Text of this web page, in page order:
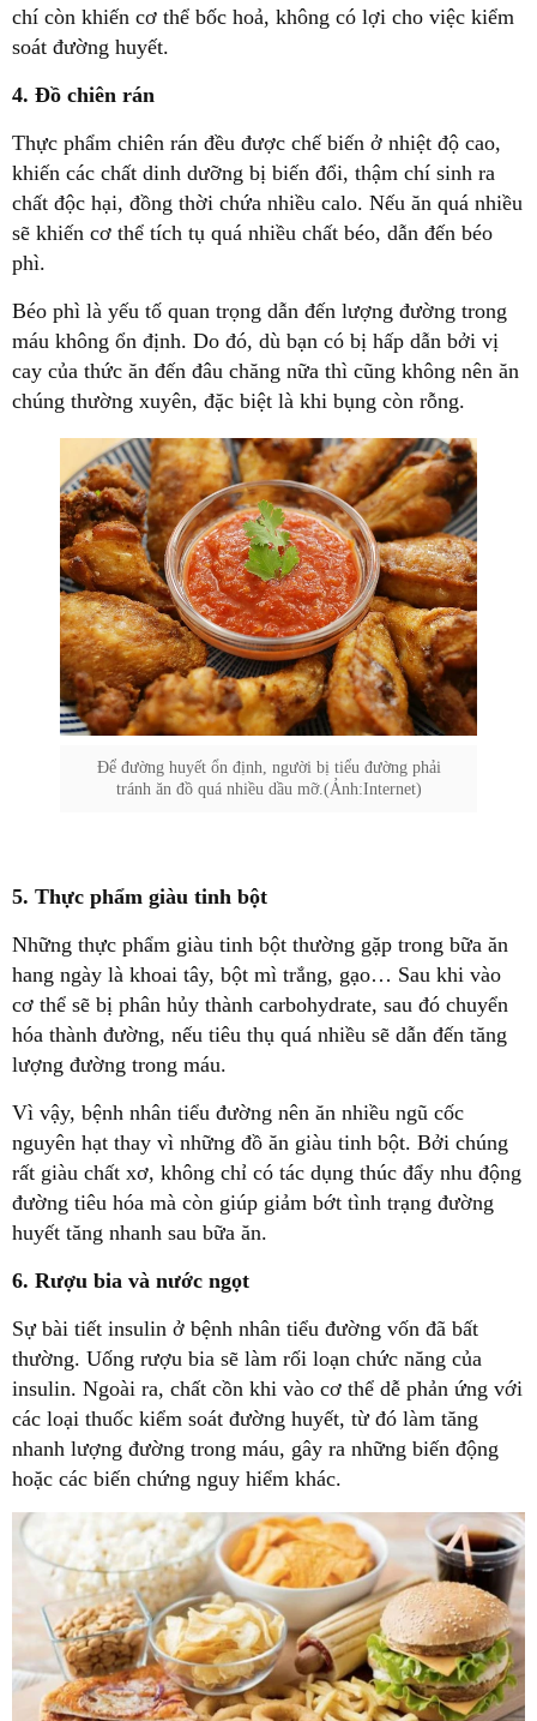
chí còn khiến cơ thể bốc hoả, không có lợi cho việc kiểm
soát đường huyết.
4. Đồ chiên rán
Thực phẩm chiên rán đều được chế biến ở nhiệt độ cao,
khiến các chất dinh dưỡng bị biến đổi, thậm chí sinh ra
chất độc hại, đồng thời chứa nhiều calo. Nếu ăn quá nhiều
sẽ khiến cơ thể tích tụ quá nhiều chất béo, dẫn đến béo
phì.
Béo phì là yếu tố quan trọng dẫn đến lượng đường trong
máu không ổn định. Do đó, dù bạn có bị hấp dẫn bởi vị
cay của thức ăn đến đâu chăng nữa thì cũng không nên ăn
chúng thường xuyên, đặc biệt là khi bụng còn rỗng.
Để đường huyết ổn định, người bị tiểu đường phải
tránh ăn đồ quá nhiều dầu mỡ.(Ảnh:Internet)
5. Thực phẩm giàu tinh bột
Những thực phẩm giàu tinh bột thường gặp trong bữa ăn
hang ngày là khoai tây, bột mì trắng, gạo… Sau khi vào
cơ thể sẽ bị phân hủy thành carbohydrate, sau đó chuyển
hóa thành đường, nếu tiêu thụ quá nhiều sẽ dẫn đến tăng
lượng đường trong máu.
Vì vậy, bệnh nhân tiểu đường nên ăn nhiều ngũ cốc
nguyên hạt thay vì những đồ ăn giàu tinh bột. Bởi chúng
rất giàu chất xơ, không chỉ có tác dụng thúc đẩy nhu động
đường tiêu hóa mà còn giúp giảm bớt tình trạng đường
huyết tăng nhanh sau bữa ăn.
6. Rượu bia và nước ngọt
Sự bài tiết insulin ở bệnh nhân tiểu đường vốn đã bất
thường. Uống rượu bia sẽ làm rối loạn chức năng của
insulin. Ngoài ra, chất cồn khi vào cơ thể dễ phản ứng với
các loại thuốc kiểm soát đường huyết, từ đó làm tăng
nhanh lượng đường trong máu, gây ra những biến động
hoặc các biến chứng nguy hiểm khác.